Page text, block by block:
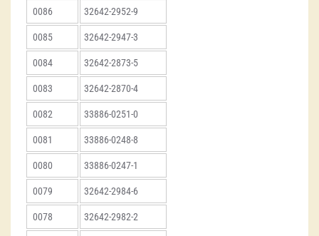
0086 32642-2952-9
0085 32642-2947-3
0084 32642-2873-5
0083 32642-2870-4
0082 33886-0251-0
0081 33886-0248-8
0080 33886-0247-1
0079 32642-2984-6
0078 32642-2982-2